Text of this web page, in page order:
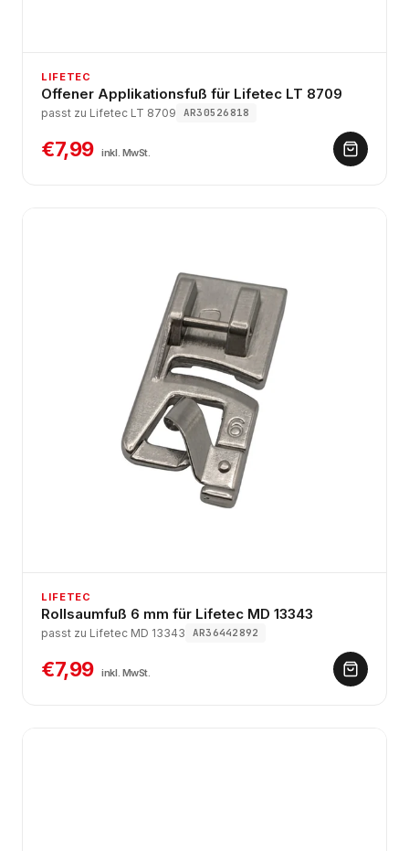
LIFETEC
Offener Applikationsfuß für Lifetec LT 8709
passt zu Lifetec LT 8709 AR30526818
€7,99 inkl. MwSt.
LIFETEC
Rollsaumfuß 6 mm für Lifetec MD 13343
passt zu Lifetec MD 13343 AR36442892
€7,99 inkl. MwSt.